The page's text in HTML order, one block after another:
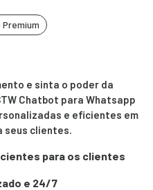
e sinta o poder da
Chatbot para Whatsapp
e eficientes em
seus clientes.
para os clientes
e 24/7